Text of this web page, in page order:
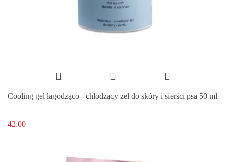
Cooling gel łagodząco - chłodzący żel do skóry i sierści psa 50 ml
42.00